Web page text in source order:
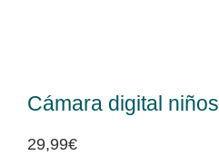
Cámara digital niños
29,99€